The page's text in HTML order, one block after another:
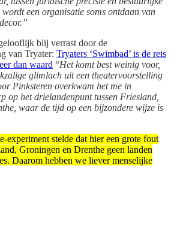
een organisatie soms ontdaan van
blij verrast door de
van Tryater: Tryaters ‘Swimbad’ is de reis
dan waard “Het komt best weinig voor,
glimlach uit een theatervoorstelling
Pinksteren overkwam het me in
op het drielandenpunt tussen Friesland,
waar de tijd op een bijzondere wijze is
experiment stelde dat hier een grote fout
Groningen en Drenthe geen landen
Daarom hebben we liever menselijke